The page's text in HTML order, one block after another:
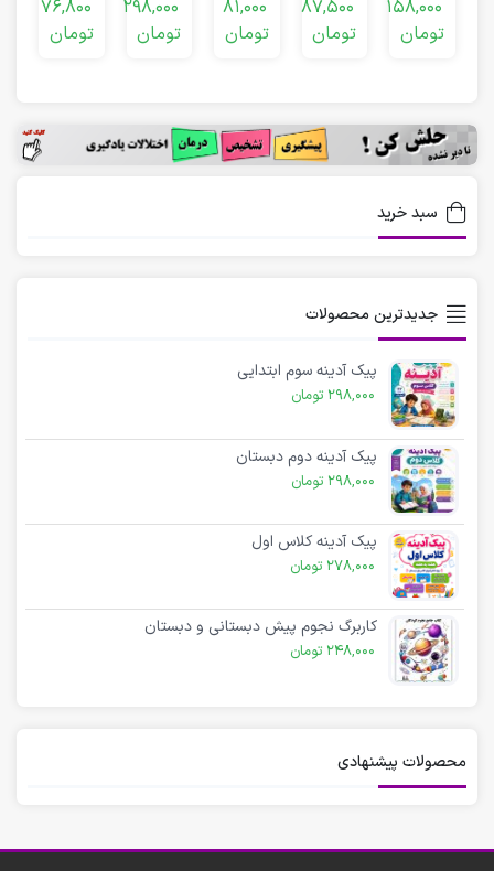
دوم
158,000
تومان
دوم
87,500
تومان
دوم
ابتدایی
81,000
تومان
دبستان
298,000
تومان
دوم به
سوم
76,800
تومان
سبد خرید
جدیدترین محصولات
پیک آدینه سوم ابتدایی
298,000 تومان
پیک آدینه دوم دبستان
298,000 تومان
پیک آدینه کلاس اول
278,000 تومان
کاربرگ نجوم پیش دبستانی و دبستان
248,000 تومان
محصولات پیشنهادی